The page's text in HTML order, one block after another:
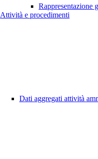
Rappresentazione
Attività e procedimenti
Dati aggregati attività